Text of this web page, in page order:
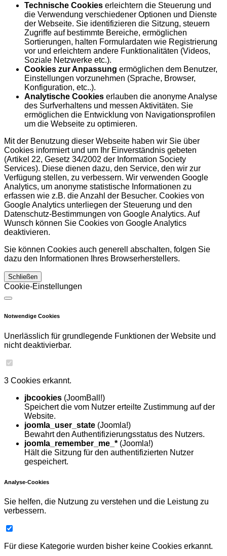
Technische Cookies erleichtern die Steuerung und
die Verwendung verschiedener Optionen und Dienste
der Webseite. Sie identifizieren die Sitzung, steuern
Zugriffe auf bestimmte Bereiche, ermöglichen
Sortierungen, halten Formulardaten wie Registrierung
vor und erleichtern andere Funktionalitäten (Videos,
Soziale Netzwerke etc.).
Cookies zur Anpassung ermöglichen dem Benutzer,
Einstellungen vorzunehmen (Sprache, Browser,
Konfiguration, etc..).
Analytische Cookies erlauben die anonyme Analyse
des Surfverhaltens und messen Aktivitäten. Sie
ermöglichen die Entwicklung von Navigationsprofilen
um die Webseite zu optimieren.
Mit der Benutzung dieser Webseite haben wir Sie über
Cookies informiert und um Ihr Einverständnis gebeten
(Artikel 22, Gesetz 34/2002 der Information Society
Services). Diese dienen dazu, den Service, den wir zur
Verfügung stellen, zu verbessern. Wir verwenden Google
Analytics, um anonyme statistische Informationen zu
erfassen wie z.B. die Anzahl der Besucher. Cookies von
Google Analytics unterliegen der Steuerung und den
Datenschutz-Bestimmungen von Google Analytics. Auf
Wunsch können Sie Cookies von Google Analytics
deaktivieren.
Sie können Cookies auch generell abschalten, folgen Sie
dazu den Informationen Ihres Browserherstellers.
Schließen
Cookie-Einstellungen
Notwendige Cookies
Unerlässlich für grundlegende Funktionen der Website und
nicht deaktivierbar.
3 Cookies erkannt.
jbcookies (JoomBall!)
Speichert die vom Nutzer erteilte Zustimmung auf der
Website.
joomla_user_state (Joomla!)
Bewahrt den Authentifizierungsstatus des Nutzers.
joomla_remember_me_* (Joomla!)
Hält die Sitzung für den authentifizierten Nutzer
gespeichert.
Analyse-Cookies
Sie helfen, die Nutzung zu verstehen und die Leistung zu
verbessern.
Für diese Kategorie wurden bisher keine Cookies erkannt.